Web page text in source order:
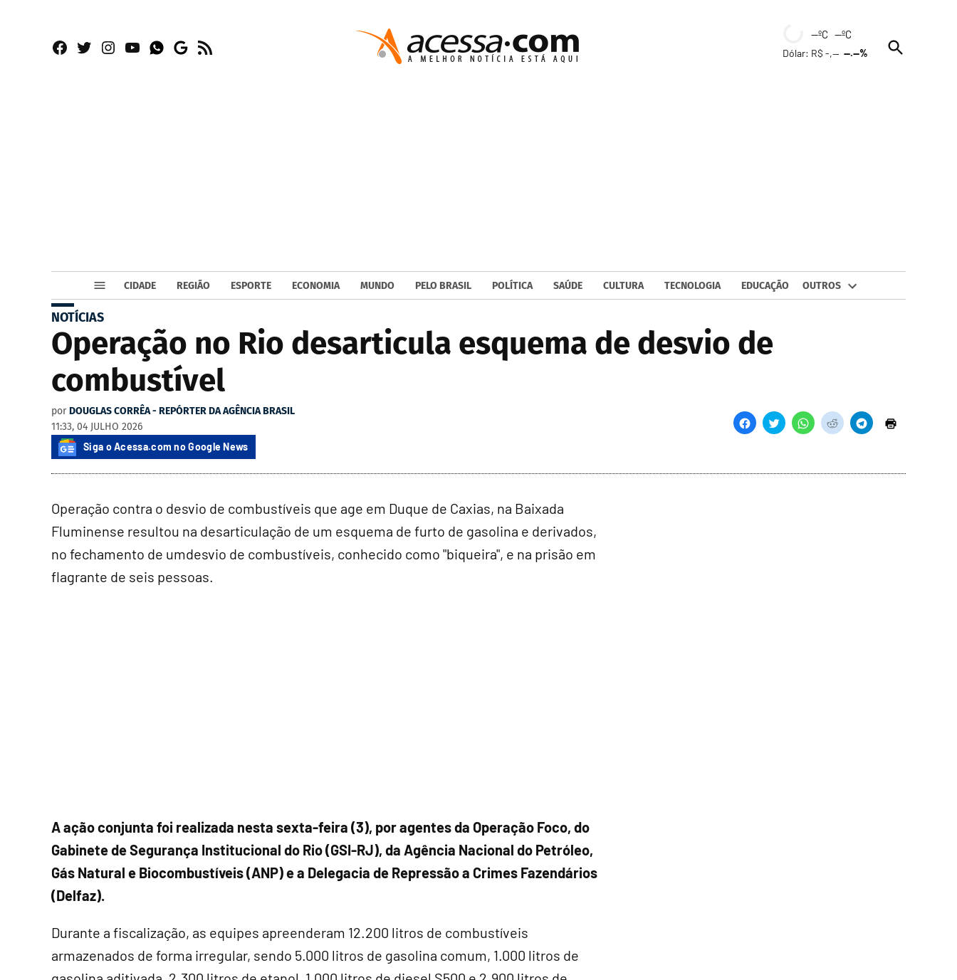
Facebook
TwitterInstagram
YouTubeWhatsapp
Google
RSS
--ºC --ºC
Dólar: R$ -,----.--%
Open
Search
CIDADE REGIÃO ESPORTE ECONOMIA MUNDO PELO BRASIL POLÍTICA SAÚDE CULTURA TECNOLOGIA EDUCAÇÃO OUTROS
NOTÍCIAS
Operação no Rio desarticula esquema de desvio de
combustível
por DOUGLAS CORRÊA - REPÓRTER DA AGÊNCIA BRASIL
11:33, 04 JULHO 2026
Siga o Acessa.com no Google News
Operação contra o desvio de combustíveis que age em Duque de Caxias, na Baixada
Fluminense resultou na desarticulação de um esquema de furto de gasolina e derivados,
no fechamento de umdesvio de combustíveis, conhecido como "biqueira", e na prisão em
flagrante de seis pessoas.
A ação conjunta foi realizada nesta sexta-feira (3), por agentes da Operação Foco, do
Gabinete de Segurança Institucional do Rio (GSI-RJ), da Agência Nacional do Petróleo,
Gás Natural e Biocombustíveis (ANP) e a Delegacia de Repressão a Crimes Fazendários
(Delfaz).
Durante a fiscalização, as equipes apreenderam 12.200 litros de combustíveis
armazenados de forma irregular, sendo 5.000 litros de gasolina comum, 1.000 litros de